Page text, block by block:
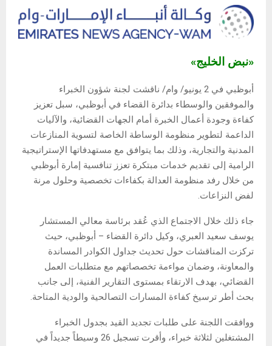
«نبض الخليج»
أبوظبي في 2 يونيو/ وام/ ​​ناقشت لجنة شؤون الخبراء
والموفقين والوسطاء بدائرة القضاء في أبوظبي، سبل تعزيز
كفاءة وجودة أعمال الخبرة أمام الجهات القضائية، والآليات
الداعمة لتطوير منظومة الوساطة الخاصة لتسوية المنازعات
المدنية والتجارية، وذلك بما يتوافق مع مستهدفاتها الإستراتيجية
الرامية إلى تقديم خدمات مبتكرة تعزز تنافسية إمارة أبوظبي
من خلال رفد منظومة العدالة بكفاءات تخصصية وحلول مرنة
لفض النزاعات.
​​جاء ذلك خلال الاجتماع الذي عُقد برئاسة معالي المستشار
يوسف سعيد العبري، وكيل دائرة القضاء – أبوظبي، حيث
تركزت المناقشات حول تحديث جداول الكوادر المساندة
والمعاونة، وضمان مواءمة تخصصاتهم مع متطلبات العمل
القضائي، بهدف الارتقاء بمستوى التقارير الفنية، إلى جانب
بحث أطر ترسيخ كفاءة المسارات التصالحية والودية المتاحة.
ووافقت اللجنة على طلبات تجديد القيد بجدول الخبراء
المشتغلين لثلاثة خبراء، وأقرت تسجيل 26 وسيطاً جديداً في